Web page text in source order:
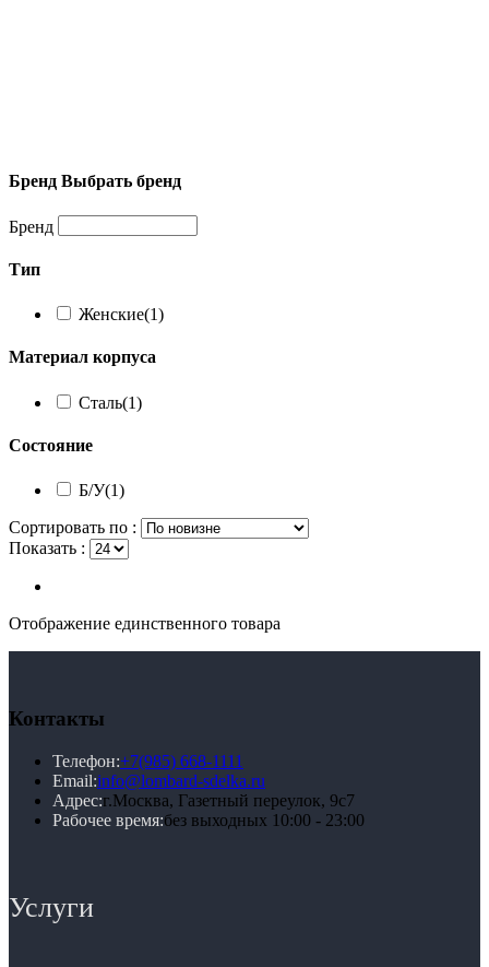
Бренд Выбрать бренд
Бренд
Тип
Женские(1)
Материал корпуса
Сталь(1)
Состояние
Б/У(1)
Сортировать по :
Показать :
Отображение единственного товара
Контакты
Телефон:+7(985) 668-1111
Email:info@lombard-sdelka.ru
Адрес:г.Москва, Газетный переулок, 9с7
Рабочее время:без выходных 10:00 - 23:00
Услуги